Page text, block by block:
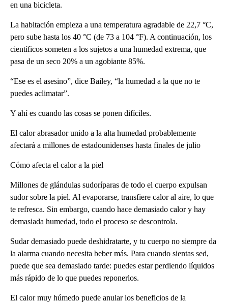
en una bicicleta.
La habitación empieza a una temperatura agradable de 22,7 °C,
pero sube hasta los 40 °C (de 73 a 104 °F). A continuación, los
científicos someten a los sujetos a una humedad extrema, que
pasa de un seco 20% a un agobiante 85%.
“Ese es el asesino”, dice Bailey, “la humedad a la que no te
puedes aclimatar”.
Y ahí es cuando las cosas se ponen difíciles.
El calor abrasador unido a la alta humedad probablemente
afectará a millones de estadounidenses hasta finales de julio
Cómo afecta el calor a la piel
Millones de glándulas sudoríparas de todo el cuerpo expulsan
sudor sobre la piel. Al evaporarse, transfiere calor al aire, lo que
te refresca. Sin embargo, cuando hace demasiado calor y hay
demasiada humedad, todo el proceso se descontrola.
Sudar demasiado puede deshidratarte, y tu cuerpo no siempre da
la alarma cuando necesita beber más. Para cuando sientas sed,
puede que sea demasiado tarde: puedes estar perdiendo líquidos
más rápido de lo que puedes reponerlos.
El calor muy húmedo puede anular los beneficios de la